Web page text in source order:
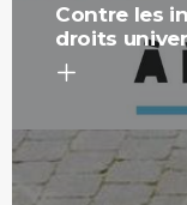
Contre les
droits